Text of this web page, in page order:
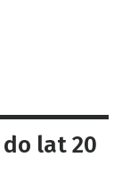
do lat 20